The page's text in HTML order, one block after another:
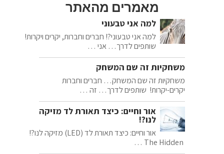
מאמרים מהאתר
למה אני טבעוני
למה אני טבעוני?! חברים וחברות, יקרים ויקרות!
שותפים לדרך… אני …
משחקיות זה שם המשחק
משחקיות זה שם המשחק… חברים וחברות
יקרים-יקרות! שותפים לדרך… זה …
אור וחיים: כיצד תאורת לד מזיקה
לנו?!
אור וחיים: כיצד תאורת לד (LED) מזיקה לנו?!